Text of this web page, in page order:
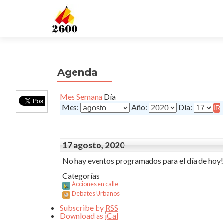
Agenda
Mes Semana Día
Mes:
Año: Día:
17 agosto, 2020
No hay eventos programados para el día de hoy!
Categorías
Acciones en calle
Debates Urbanos
Subscribe by RSS
Download as iCal